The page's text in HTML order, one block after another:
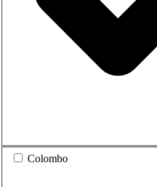
Colombo